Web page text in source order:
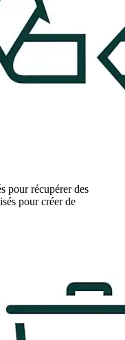
pour récupérer des
pour créer de